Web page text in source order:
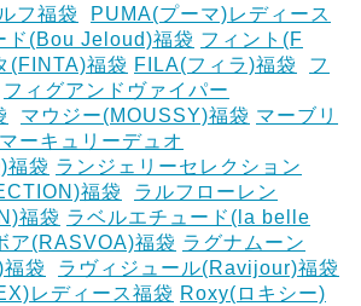
フ福袋
PUMA(プーマ)レディース
ド(Bou Jeloud)福袋 フィント(F
(FINTA)福袋 ‎FILA(フィラ)福袋
フ
フィグアンドヴァイパー
マウジー(MOUSSY)福袋 マーブリ
マーキュリーデュオ
福袋 ランジェリーセレクション
福袋
ラルフローレン
福袋 ラベルエチュード(la belle
ア(RASVOA)福袋 ラグナムーン
袋
ラヴィジュール(Ravijour)福袋
レディース福袋 Roxy(ロキシー)